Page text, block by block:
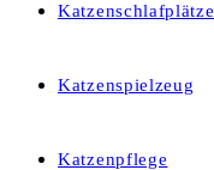
Katzenschlafplätze
Katzenspielzeug
Katzenpflege